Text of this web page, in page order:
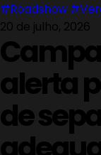
#Roadshow
20 de julho, 2026
alerta
de